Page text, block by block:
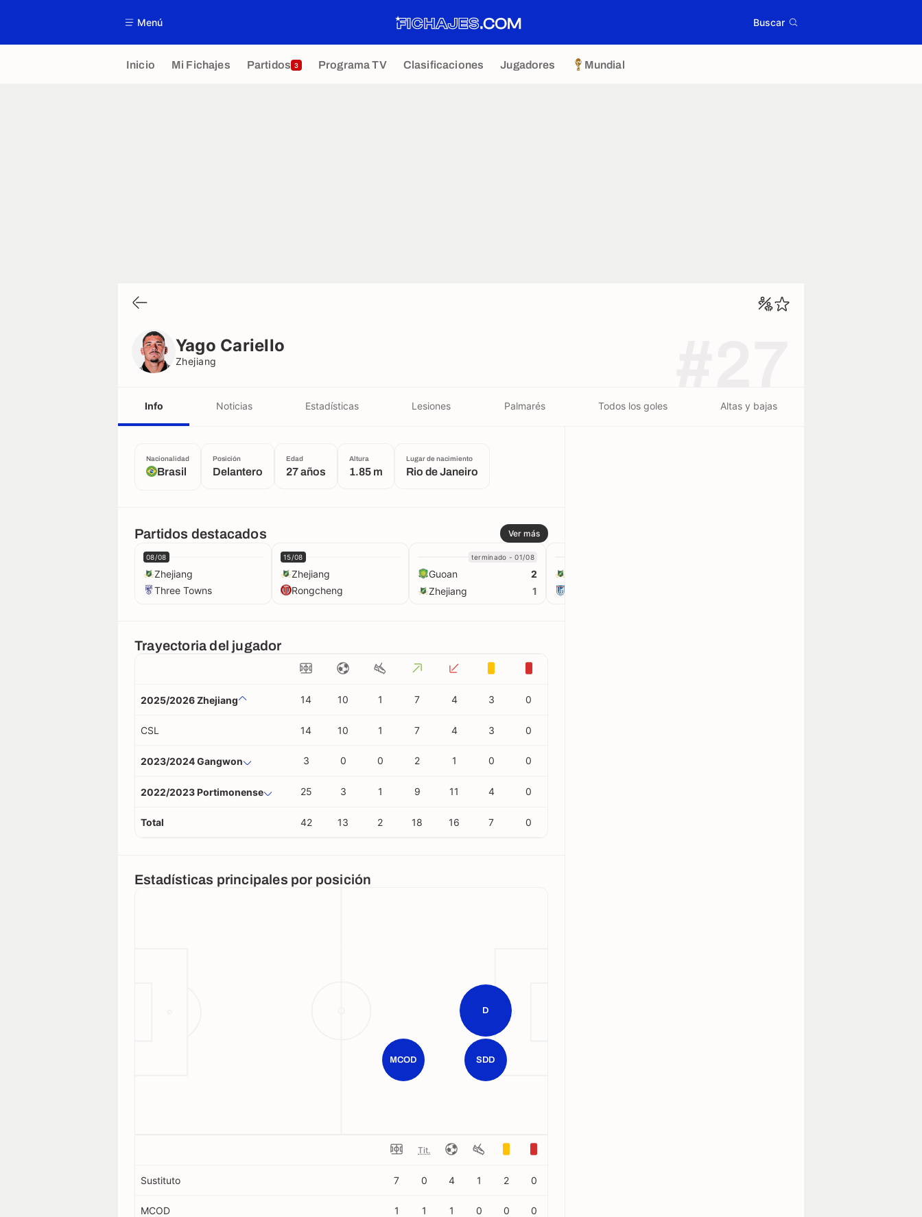
Menú Buscar
Inicio Mi Fichajes Partidos 3 Programa TV Clasificaciones Jugadores Mundial
Yago Cariello
Zhejiang
Info Noticias Estadísticas Lesiones Palmarés Todos los goles Altas y bajas
Nacionalidad
Brasil
Posición
Delantero
Edad
27 años
Altura
1.85 m
Lugar de nacimiento
Rio de Janeiro
Partidos destacados Ver más
08/08
Zhejiang
Three Towns
15/08
Zhejiang
Rongcheng
terminado - 01/08
Guoan
2
Zhejiang
1
Trayectoria del jugador
2025/2026 Zhejiang 14 10 1 7 4 3 0
CSL 14 10 1 7 4 3 0
2023/2024 Gangwon 3 0 0 2 1 0 0
2022/2023 Portimonense 25 3 1 9 11 4 0
Total 42 13 2 18 16 7 0
Estadísticas principales por posición
D
MCOD SDD
Tit.
Sustituto 7 0 4 1 2 0
MCOD 1 1 1 0 0 0